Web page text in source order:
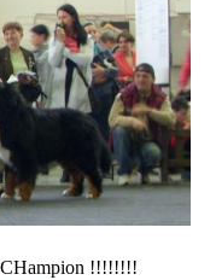
CHampion !!!!!!!!